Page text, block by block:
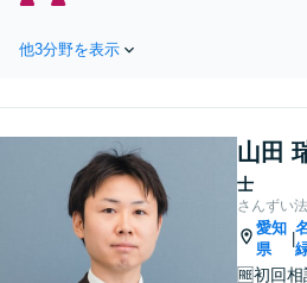
す【夜間
他3分野を表示
山田
士
さんずい
愛知
県
🆓初回